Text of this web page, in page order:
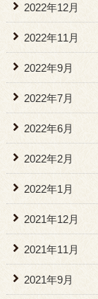
2022年12月
2022年11月
2022年9月
2022年7月
2022年6月
2022年2月
2022年1月
2021年12月
2021年11月
2021年9月